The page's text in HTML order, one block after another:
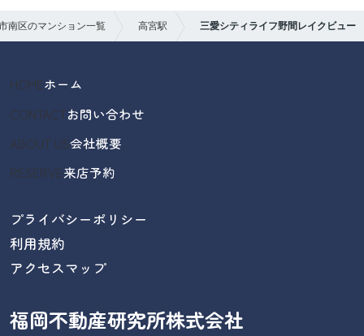
南区のマンション一覧 高宮駅 三愛シティライフ野間レイクビュー
HOMEホーム
CONTACTお問い合わせ
ABOUT US会社概要
RESERVE来店予約
プライバシーポリシー
利用規約
アクセスマップ
福岡不動産研究所株式会社